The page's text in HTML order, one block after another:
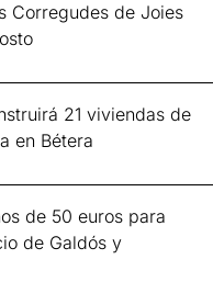
Corregudes de Joies
21 viviendas de
en Bétera
de 50 euros para
de Galdós y